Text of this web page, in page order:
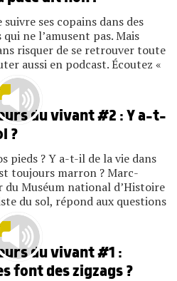
suivre ses copains dans des
ne l’amusent pas. Mais
risquer de se retrouver toute
aussi en podcast. Écoutez «
du vivant #2 : Y a-t-
?
pieds ? Y a-t-il de la vie dans
toujours marron ? Marc-
du Muséum national d’Histoire
du sol, répond aux questions
du vivant #1 :
font des zigzags ?